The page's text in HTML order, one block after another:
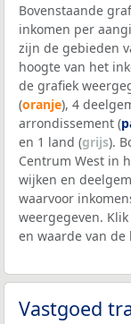
Bovenstaande
inkomen per
zijn de gebieden
hoogte van het
de grafiek
(oranje), 4
arrondissement (
en 1 land (grijs).
Centrum West in
wijken en
waarvoor
weergegeven.
en waarde van
Vastgoed